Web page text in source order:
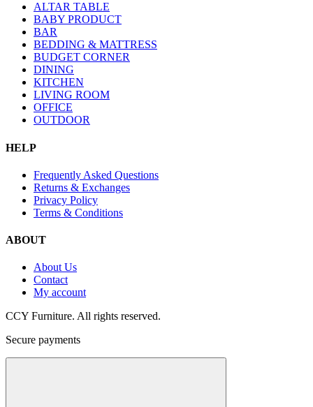
ALTAR TABLE
BABY PRODUCT
BAR
BEDDING & MATTRESS
BUDGET CORNER
DINING
KITCHEN
LIVING ROOM
OFFICE
OUTDOOR
HELP
Frequently Asked Questions
Returns & Exchanges
Privacy Policy
Terms & Conditions
ABOUT
About Us
Contact
My account
CCY Furniture. All rights reserved.
Secure payments